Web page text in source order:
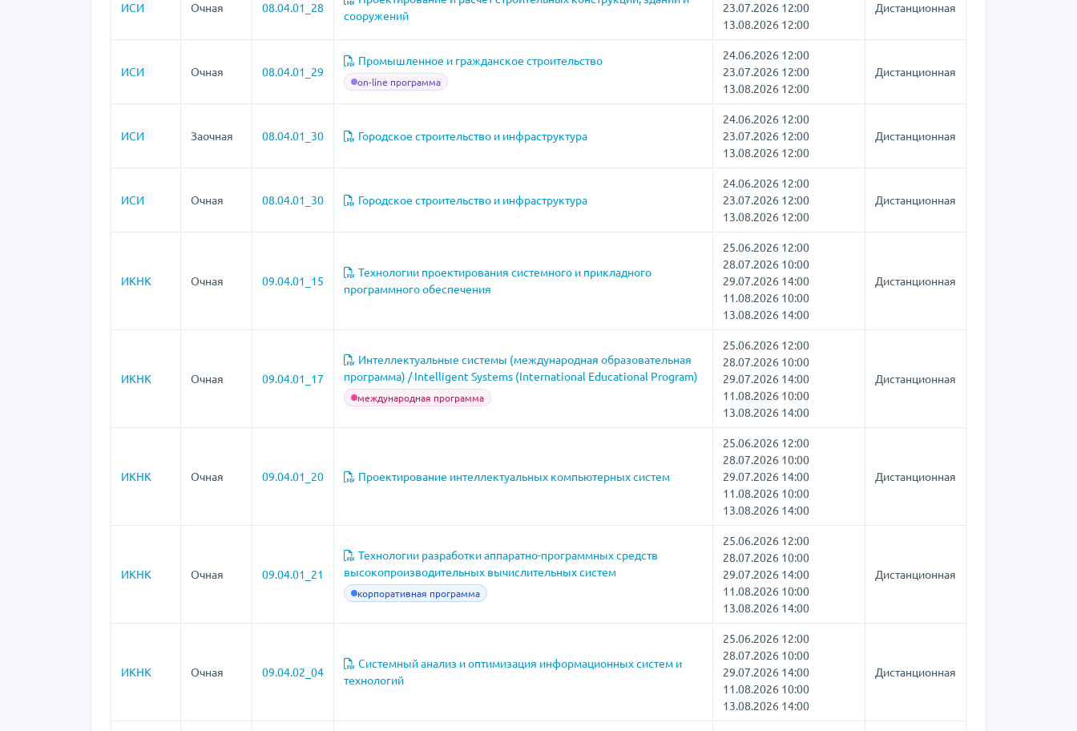
ИСИ Очная 08.04.01_28
сооружений
23.07.2026 12:00
13.08.2026 12:00
Дистанционная
ИСИ Очная 08.04.01_29
Промышленное и гражданское строительство
on-line программа
24.06.2026 12:00
23.07.2026 12:00
13.08.2026 12:00
Дистанционная
ИСИ Заочная 08.04.01_30 Городское строительство и инфраструктура
24.06.2026 12:00
23.07.2026 12:00
13.08.2026 12:00
Дистанционная
ИСИ Очная 08.04.01_30 Городское строительство и инфраструктура
24.06.2026 12:00
23.07.2026 12:00
13.08.2026 12:00
Дистанционная
ИКНК Очная 09.04.01_15
Технологии проектирования системного и прикладного
программного обеспечения
25.06.2026 12:00
28.07.2026 10:00
29.07.2026 14:00
11.08.2026 10:00
13.08.2026 14:00
Дистанционная
ИКНК Очная 09.04.01_17
Интеллектуальные системы (международная образовательная
программа) / Intelligent Systems (International Educational Program)
международная программа
25.06.2026 12:00
28.07.2026 10:00
29.07.2026 14:00
11.08.2026 10:00
13.08.2026 14:00
Дистанционная
ИКНК Очная 09.04.01_20 Проектирование интеллектуальных компьютерных систем
25.06.2026 12:00
28.07.2026 10:00
29.07.2026 14:00
11.08.2026 10:00
13.08.2026 14:00
Дистанционная
ИКНК Очная 09.04.01_21
Технологии разработки аппаратно-программных средств
высокопроизводительных вычислительных систем
корпоративная программа
25.06.2026 12:00
28.07.2026 10:00
29.07.2026 14:00
11.08.2026 10:00
13.08.2026 14:00
Дистанционная
ИКНК Очная 09.04.02_04
Системный анализ и оптимизация информационных систем и
технологий
25.06.2026 12:00
28.07.2026 10:00
29.07.2026 14:00
11.08.2026 10:00
13.08.2026 14:00
Дистанционная